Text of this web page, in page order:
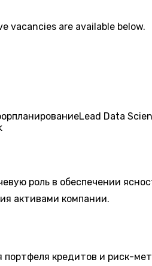
vacancies are available below.
планированиеLead Data
роль в обеспечении
активами компании.
кредитов и риск-